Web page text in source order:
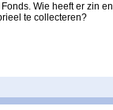
Wie heeft er zin en
te collecteren?